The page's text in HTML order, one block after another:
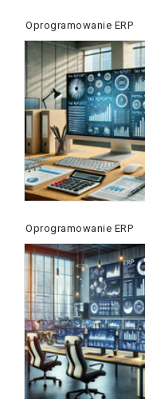
Oprogramowanie ERP
Oprogramowanie ERP